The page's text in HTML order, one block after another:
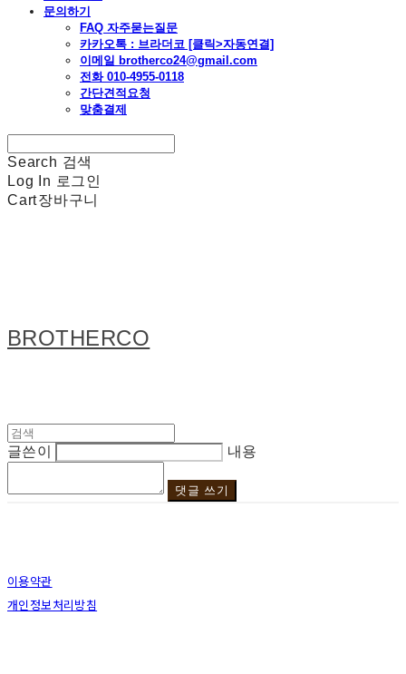
문의하기
FAQ 자주묻는질문
카카오톡 : 브라더코 [클릭>자동연결]
이메일 brotherco24@gmail.com
전화 010-4955-0118
간단견적요청
맞춤결제
Search 검색
Log In 로그인
Cart장바구니
BROTHERCO
글쓴이 내용
댓글 쓰기
이용약관
개인정보처리방침